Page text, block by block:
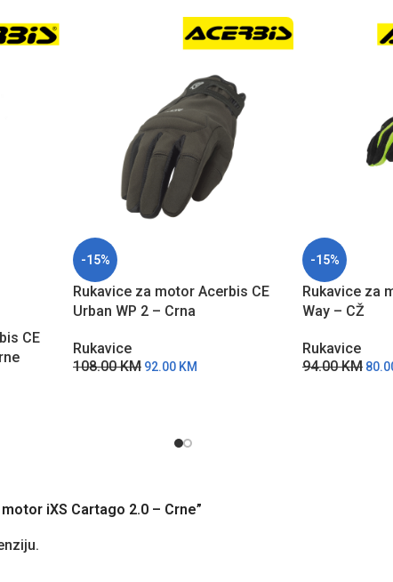
CE
-15%
Rukavice za motor Acerbis CE
Urban WP 2 – Crna
Rukavice
108.00KM 92.00 KM
-15%
Rukavice za
Way – CŽ
Rukavice
94.00KM
iXS Cartago 2.0 – Crne”